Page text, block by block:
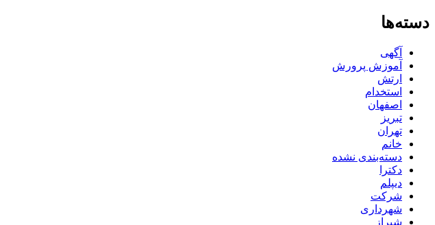
دسته‌ها
آگهی
آموزش پرورش
ارتش
استخدام
اصفهان
تبریز
تهران
خانم
دسته‌بندی نشده
دکترا
دیپلم
شرکت
شهرداری
شیراز